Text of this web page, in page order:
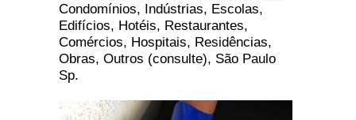
Condomínios, Indústrias, Escolas,
Edifícios, Hotéis, Restaurantes,
Comércios, Hospitais, Residências,
Obras, Outros (consulte), São Paulo
Sp.